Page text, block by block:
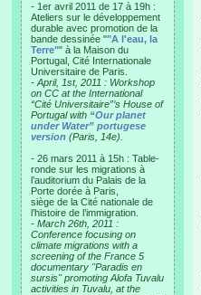
- 1er avril 2011 de 17 à 19h :
Ateliers sur le développement
durable avec promotion de la
bande dessinée ""A l'eau, la
Terre"" à la Maison du
Portugal, Cité Internationale
Universitaire de Paris.
- April, 1st, 2011 : Workshop
on CC at the International
“Cité Universitaire”’s House of
Portugal with “Our planet
under Water” portugese
version (Paris, 14e).
- 26 mars 2011 à 15h : Table-
ronde sur les migrations à
l’auditorium du Palais de la
Porte dorée à Paris,
siège de la Cité nationale de
l’histoire de l’immigration.
- March 26th, 2011 :
Conference focusing on
climate migrations with a
screening of the France 5
documentary "Paradis en
sursis" promoting Alofa Tuvalu
activities in Tuvalu, at the